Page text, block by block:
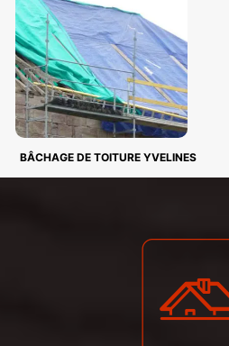
BÂCHAGE DE TOITURE YVELINES